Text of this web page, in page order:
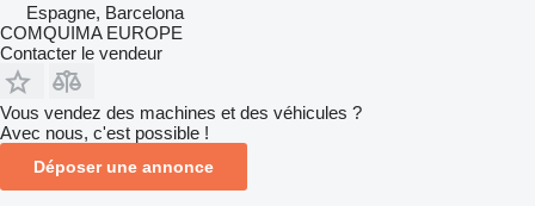
Espagne, Barcelona
COMQUIMA EUROPE
Contacter le vendeur
Vous vendez des machines et des véhicules ?
Avec nous, c'est possible !
Déposer une annonce